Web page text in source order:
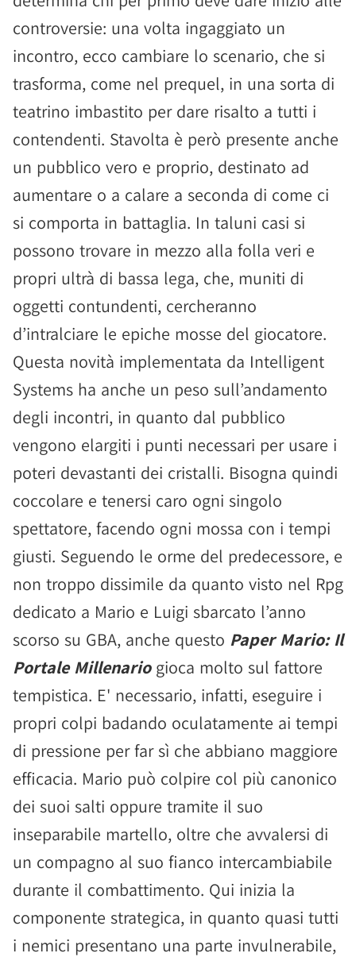
controversie: una volta ingaggiato un
incontro, ecco cambiare lo scenario, che si
trasforma, come nel prequel, in una sorta di
teatrino imbastito per dare risalto a tutti i
contendenti. Stavolta è però presente anche
un pubblico vero e proprio, destinato ad
aumentare o a calare a seconda di come ci
si comporta in battaglia. In taluni casi si
possono trovare in mezzo alla folla veri e
propri ultrà di bassa lega, che, muniti di
oggetti contundenti, cercheranno
d’intralciare le epiche mosse del giocatore.
Questa novità implementata da Intelligent
Systems ha anche un peso sull’andamento
degli incontri, in quanto dal pubblico
vengono elargiti i punti necessari per usare i
poteri devastanti dei cristalli. Bisogna quindi
coccolare e tenersi caro ogni singolo
spettatore, facendo ogni mossa con i tempi
giusti. Seguendo le orme del predecessore, e
non troppo dissimile da quanto visto nel Rpg
dedicato a Mario e Luigi sbarcato l’anno
scorso su GBA, anche questo Paper Mario: Il
Portale Millenariogioca molto sul fattore
tempistica. E' necessario, infatti, eseguire i
propri colpi badando oculatamente ai tempi
di pressione per far sì che abbiano maggiore
efficacia. Mario può colpire col più canonico
dei suoi salti oppure tramite il suo
inseparabile martello, oltre che avvalersi di
un compagno al suo fianco intercambiabile
durante il combattimento. Qui inizia la
componente strategica, in quanto quasi tutti
i nemici presentano una parte invulnerabile,